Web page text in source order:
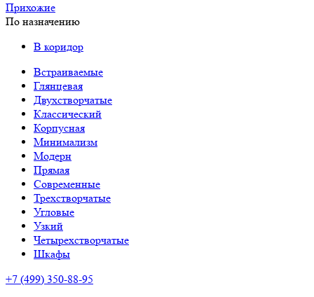
Прихожие
По назначению
В коридор
Встраиваемые
Глянцевая
Двухстворчатые
Классический
Корпусная
Минимализм
Модерн
Прямая
Современные
Трехстворчатые
Угловые
Узкий
Четырехстворчатые
Шкафы
+7 (499) 350-88-95